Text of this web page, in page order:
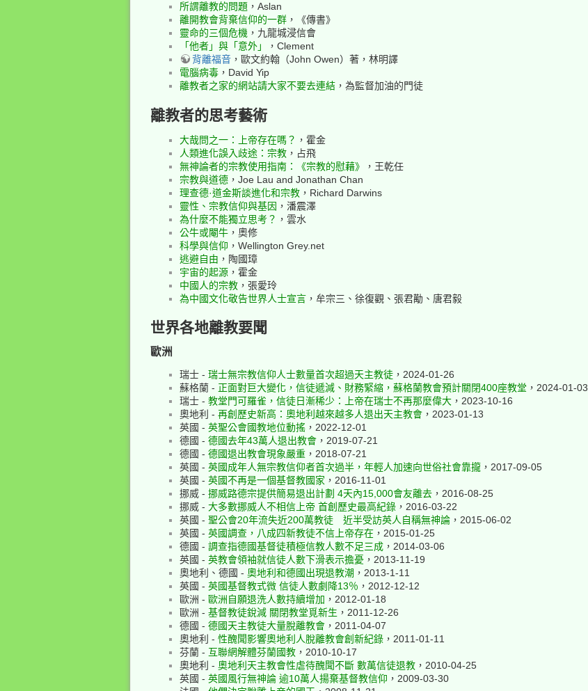
所謂離教的問題 ，Aslan
離開教會背棄信仰的一群 ，《傳書》
靈命的三個危機 ，九龍城浸信會
「他者」與「意外」
，Clement
背離福音 ，歐文約翰（John Owen）著，林明譯
電腦病毒 ，David Yip
離教者之家的網站請大家不要去連結 ，為監督加油的門徒
離教者的思考藝術
大哉問之一：上帝存在嗎？ ，霍金
人類進化誤入歧途：宗教 ，占飛
無神論者的宗教使用指南：《宗教的慰藉》
，王乾任
宗教與道德 ，Joe Lau and Jonathan Chan
理查德·道金斯談進化和宗教 ，Richard Darwins
靈性、宗教信仰與基因 ，潘震澤
為什麼不能獨立思考？ ，雲水
公牛或閹牛 ，奧修
科學與信仰 ，Wellington Grey.net
逃避自由 ，陶國璋
宇宙的起源 ，霍金
中國人的宗教 ，張愛玲
為中國文化敬告世界人士宣言 ，牟宗三、徐復觀、張君勱、唐君毅
世界各地離教要聞
歐洲
瑞士 - 瑞士無宗教信仰人士數量首次超過天主教徒 ，2024-01-26
蘇格蘭 - 正面對巨大變化，信徒遞減、財務緊縮，蘇格蘭教會預計關閉400座教堂 ，2024-01-03
瑞士 - 教堂門可羅雀，信徒日漸稀少：上帝在瑞士不再那麼偉大 ，2023-10-16
奧地利 - 再創歷史新高：奧地利越來越多人退出天主教會 ，2023-01-13
英國 - 英聖公會國教地位動搖 ，2022-12-01
德國 - 德國去年43萬人退出教會 ，2019-07-21
德國 - 德國退出教會現象嚴重 ，2018-07-21
英國 - 英國成年人無宗教信仰者首次過半，年輕人加速向世俗社會靠攏 ，2017-09-05
英國 - 英國不再是一個基督教國家 ，2016-11-01
挪威 - 挪威路德宗提供簡易退出計劃 4天內15,000會友離去 ，2016-08-25
挪威 - 大多數挪威人不相信上帝 首創歷史最高紀錄 ，2016-03-22
英國 - 聖公會20年流失近200萬教徒 近半受訪英人自稱無神論 ，2015-06-02
英國 - 英國調查，八成四新教徒不信上帝存在 ，2015-01-25
德國 - 調查指德國基督徒積極信教人數不足三成 ，2014-03-06
英國 - 英教會領袖就信徒人數下滑表示擔憂 ，2013-11-19
奧地利、德國 - 奧地利和德國出現退教潮 ，2013-1-11
英國 - 英國基督教式微 信徒人數劇降13％ ，2012-12-12
歐洲 - 歐洲自願退洗人數持續增加 ，2012-01-18
歐洲 - 基督教徒銳減 關閉教堂覓新生 ，2011-12-26
德國 - 德國天主教徒大量脫離教會 ，2011-04-07
奧地利 - 性醜聞影響奧地利人脫離教會創新紀錄 ，2011-01-11
芬蘭 - 互聯網解體芬蘭國教 ，2010-10-17
奧地利 - 奧地利天主教會性虐待醜聞不斷 數萬信徒退教 ，2010-04-25
英國 - 英國風行無神論 逾10萬人揚棄基督教信仰 ，2009-03-30